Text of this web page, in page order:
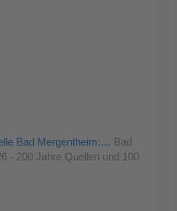
Bad Mergentheim:… Bad
- 200 Jahre Quellen und 100